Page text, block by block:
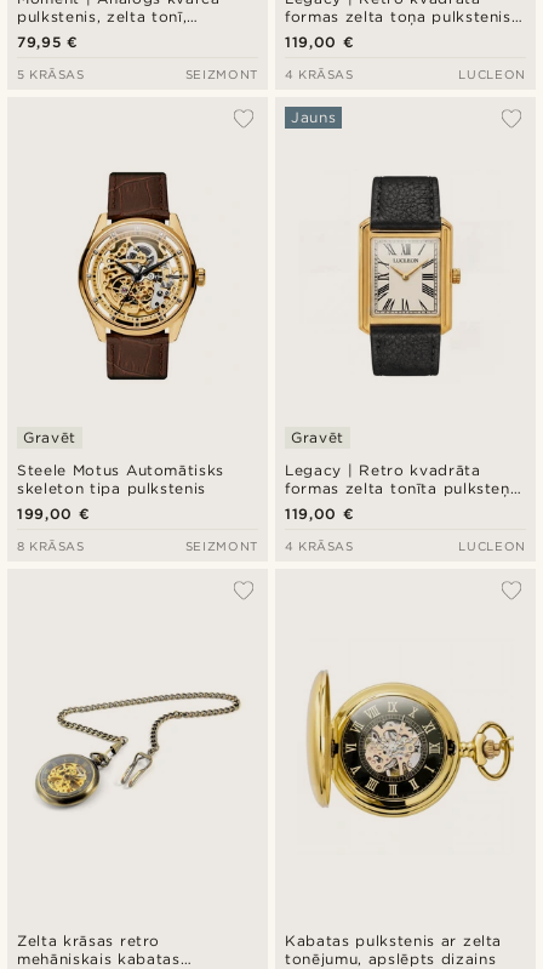
pulkstenis, zelta tonī,
minimālistisks dizains, balta
ciparnīca un rūsas krāsas
neilona siksniņa
79,95 €
5 KRĀSAS SEIZMONT
formas zelta toņa pulkstenis
ar krēmkrāsas romiešu
ciparnīcu un tumši brūnu ādas
siksniņu
119,00 €
4 KRĀSAS LUCLEON
Steele Motus Automātisks
skeleton tipa pulkstenis
Gravēt
199,00 €
8 KRĀSAS SEIZMONT
Legacy | Retro kvadrāta
formas zelta tonīta pulksteņa
ar krēmīgu romiešu ciparnīcu
un melnu ādas siksniņu
Jauns
Gravēt
119,00 €
4 KRĀSAS LUCLEON
Zelta krāsas retro
mehāniskais kabatas
Kabatas pulkstenis ar zelta
tonējumu, apslēpts dizains